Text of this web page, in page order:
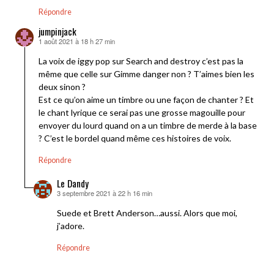
Répondre
jumpinjack
dit :
1 août 2021 à 18 h 27 min
La voix de iggy pop sur Search and destroy c’est pas la
même que celle sur Gimme danger non ? T’aimes bien les
deux sinon ?
Est ce qu’on aime un timbre ou une façon de chanter ? Et
le chant lyrique ce serai pas une grosse magouille pour
envoyer du lourd quand on a un timbre de merde à la base
? C’est le bordel quand même ces histoires de voix.
Répondre
Le Dandy
dit :
3 septembre 2021 à 22 h 16 min
Suede et Brett Anderson…aussi. Alors que moi,
j’adore.
Répondre